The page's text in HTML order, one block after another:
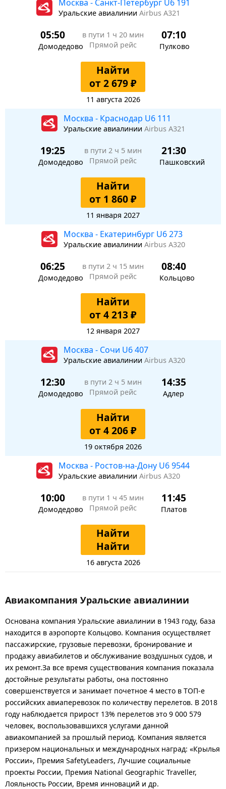
Москва - Санкт-Петербург U6 191
Уральские авиалинии Airbus A321
05:50
Домодедово
в пути 1 ч 20 мин
Прямой рейс
07:10
Пулково
Найти
от 2 679 ₽
11 августа 2026
Москва - Краснодар U6 111
Уральские авиалинии Airbus A321
19:25
Домодедово
в пути 2 ч 5 мин
Прямой рейс
21:30
Пашковский
Найти
от 1 860 ₽
11 января 2027
Москва - Екатеринбург U6 273
Уральские авиалинии Airbus A320
06:25
Домодедово
в пути 2 ч 15 мин
Прямой рейс
08:40
Кольцово
Найти
от 4 213 ₽
12 января 2027
Москва - Сочи U6 407
Уральские авиалинии Airbus A320
12:30
Домодедово
в пути 2 ч 5 мин
Прямой рейс
14:35
Адлер
Найти
от 4 206 ₽
19 октября 2026
Москва - Ростов-на-Дону U6 9544
Уральские авиалинии Airbus A320
10:00
Домодедово
в пути 1 ч 45 мин
Прямой рейс
11:45
Платов
Найти
Найти
16 августа 2026
Авиакомпания Уральские авиалинии
Основана компания Уральские авиалинии в 1943 году, база
находится в аэропорте Кольцово. Компания осуществляет
пассажирские, грузовые перевозки, бронирование и
продажу авиабилетов и обслуживание воздушных судов, и
их ремонт.За все время существования компания показала
достойные результаты работы, она постоянно
совершенствуется и занимает почетное 4 место в ТОП-е
российских авиаперевозок по количеству перелетов. В 2018
году наблюдается прирост 13% перелетов это 9 000 579
человек, воспользовавшихся услугами данной
авиакомпанией за прошлый период. Компания является
призером национальных и международных наград: «Крылья
России», Премия SafetyLeaders, Лучшие социальные
проекты России, Премия National Geographic Traveller,
Лояльность России, Время инноваций и др.